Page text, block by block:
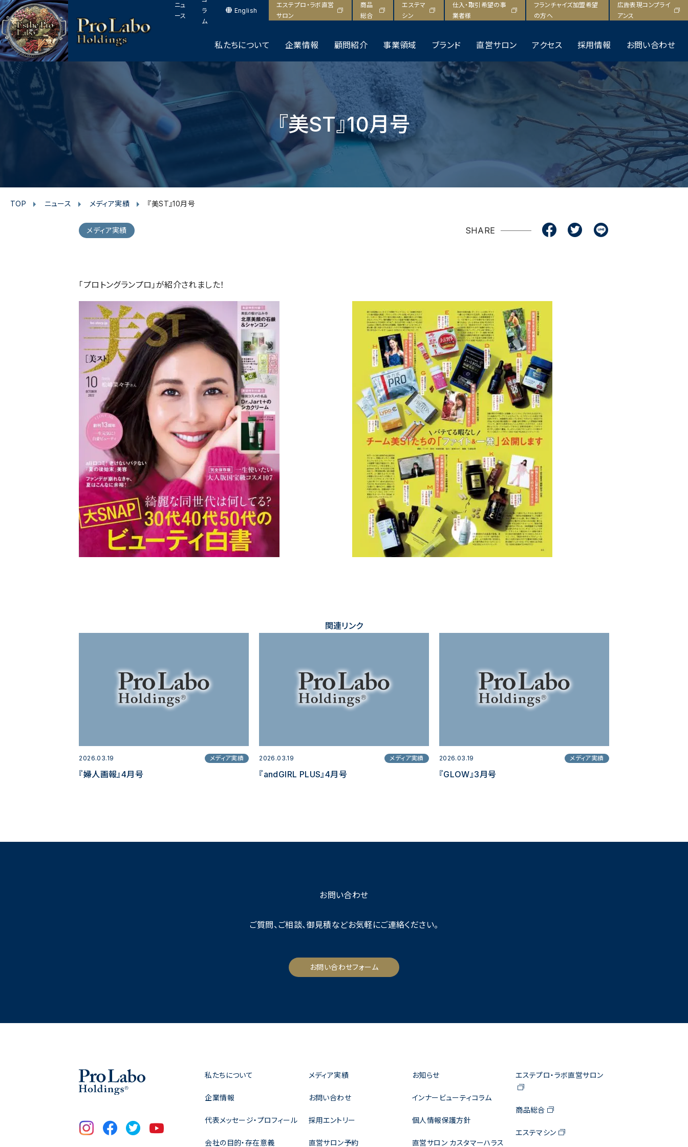
このページの本文へ
私たちについて 企業情報 顧問紹介 事業領域 ブランド 直営サロン アクセス 採用情報 お問い合わせ
ニュ
ース
ラ
ム
English
エステプロ・ラボ直営
サロン
商品
総合
エステマ
シン
仕入・取引希望の事
業者様
フランチャイズ加盟希望
の方へ
広告表現コンプライ
アンス
『美ST』10月号
TOP ニュース メディア実績 『美ST』10月号
SHARE
a
e
b
o
w
t
t
e
r
i
e
メディア実績
「プロトングランプロ」が紹介されました！
関連リンク
2026.03.19 メディア実績
『婦人画報』4月号
2026.03.19 メディア実績
『andGIRL PLUS』4月号
2026.03.19 メディア実績
『GLOW』3月号
お問い合わせ
ご質問、ご相談、御見積などお気軽にご連絡ください。
お問い合わせフォーム
p
a
g
e
t
o
p
私たちについて
企業情報
代表メッセージ・プロフィール
会社の目的・存在意義
メディア実績
お問い合わせ
採用エントリー
直営サロン予約
お知らせ
インナービューティコラム
個人情報保護方針
直営サロン カスタマーハラス
エステプロ・ラボ直営サロン
商品総合
エステマシン
n
s
t
a
c
e
b
o
k
i
t
e
r
u
e